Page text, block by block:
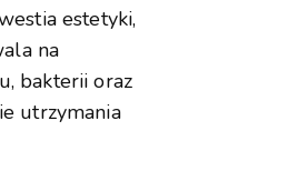
estetyki,
na
bakterii oraz
utrzymania